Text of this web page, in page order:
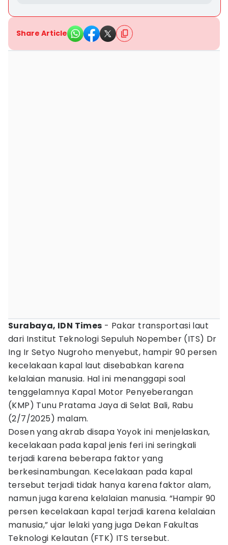
Share Article
Surabaya, IDN Times - Pakar transportasi laut
dari Institut Teknologi Sepuluh Nopember (ITS) Dr
Ing Ir Setyo Nugroho menyebut, hampir 90 persen
kecelakaan kapal laut disebabkan karena
kelalaian manusia. Hal ini menanggapi soal
tenggelamnya Kapal Motor Penyeberangan
(KMP) Tunu Pratama Jaya di Selat Bali, Rabu
(2/7/2025) malam.
Dosen yang akrab disapa Yoyok ini menjelaskan,
kecelakaan pada kapal jenis feri ini seringkali
terjadi karena beberapa faktor yang
berkesinambungan. Kecelakaan pada kapal
tersebut terjadi tidak hanya karena faktor alam,
namun juga karena kelalaian manusia. “Hampir 90
persen kecelakaan kapal terjadi karena kelalaian
manusia,” ujar lelaki yang juga Dekan Fakultas
Teknologi Kelautan (FTK) ITS tersebut.